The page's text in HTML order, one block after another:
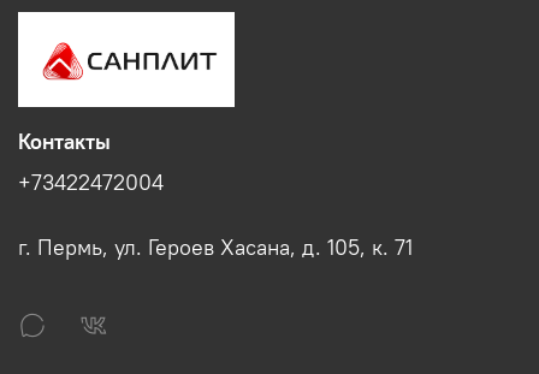
Контакты
+73422472004
г. Пермь, ул. Героев Хасана, д. 105, к. 71